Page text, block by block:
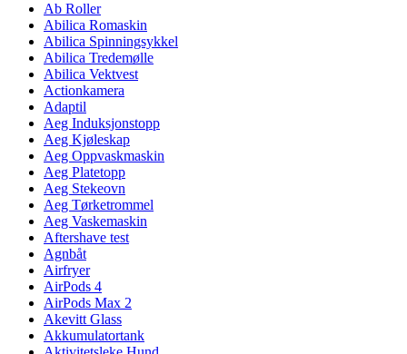
Ab Roller
Abilica Romaskin
Abilica Spinningsykkel
Abilica Tredemølle
Abilica Vektvest
Actionkamera
Adaptil
Aeg Induksjonstopp
Aeg Kjøleskap
Aeg Oppvaskmaskin
Aeg Platetopp
Aeg Stekeovn
Aeg Tørketrommel
Aeg Vaskemaskin
Aftershave test
Agnbåt
Airfryer
AirPods 4
AirPods Max 2
Akevitt Glass
Akkumulatortank